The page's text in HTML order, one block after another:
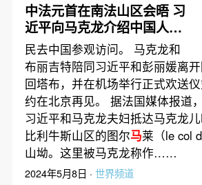
中法元首在南法山区会晤 习
近平向马克龙介绍中国人的
家国理念
民去中国参观访问。 马克龙和
布丽吉特陪同习近平和彭丽媛离
回塔布，并在机场举行正式欢送
约在北京再见。 据法国媒体报道
习近平和马克龙夫妇抵达马克龙
比利牛斯山区的图尔马莱（le col
山坳。这里被马克龙称作……
2024年5月8日 · 世界频道